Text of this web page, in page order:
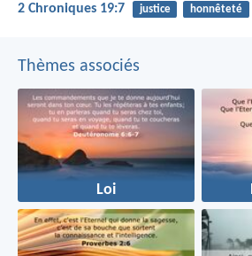
2 Chroniques 19:7 justice honnêteté
Thèmes associés
Loi